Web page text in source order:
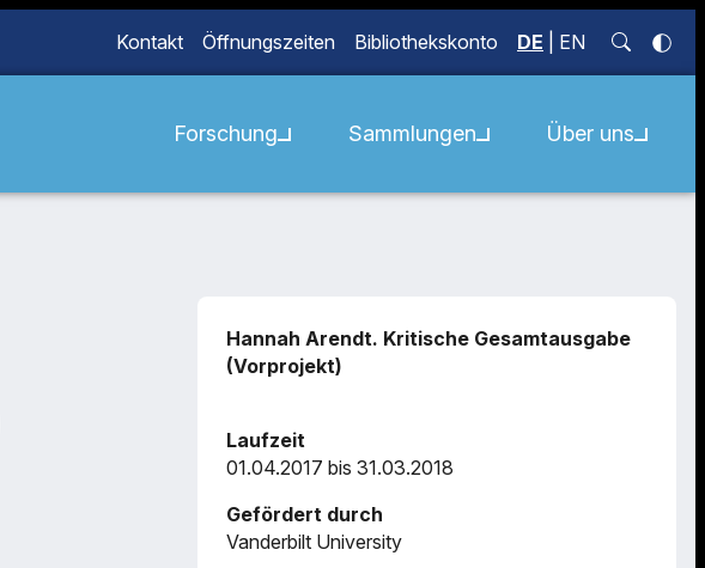
Kontakt Öffnungszeiten Bibliothekskonto DE EN
Forschung Sammlungen Über uns
Hannah Arendt. Kritische Gesamtausgabe
(Vorprojekt)
Laufzeit
01.04.2017 bis 31.03.2018
Gefördert durch
Vanderbilt University